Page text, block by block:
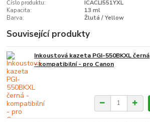
Číslo produktu:
ICACLI551YXL
Kapacita:
13 ml
Barva:
Žlutá / Yellow
Související produkty
Inkoustová kazeta PGI-550BKXL černá
- kompatibilní - pro Canon